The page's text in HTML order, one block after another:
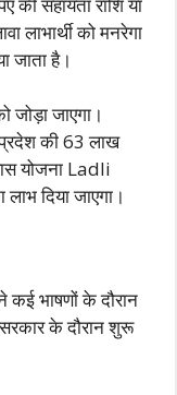
लाभार्थी को मनरेगा
जाता है।
जोड़ा जाएगा।
की 63 लाख
योजना Ladli
दिया जाएगा।
कई भाषणों के दौरान
के दौरान शुरू